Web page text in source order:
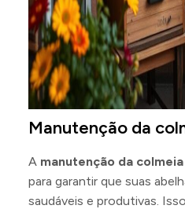
Manutenção da
A manutenção da colmeia
para garantir que suas
saudáveis e produtivas.